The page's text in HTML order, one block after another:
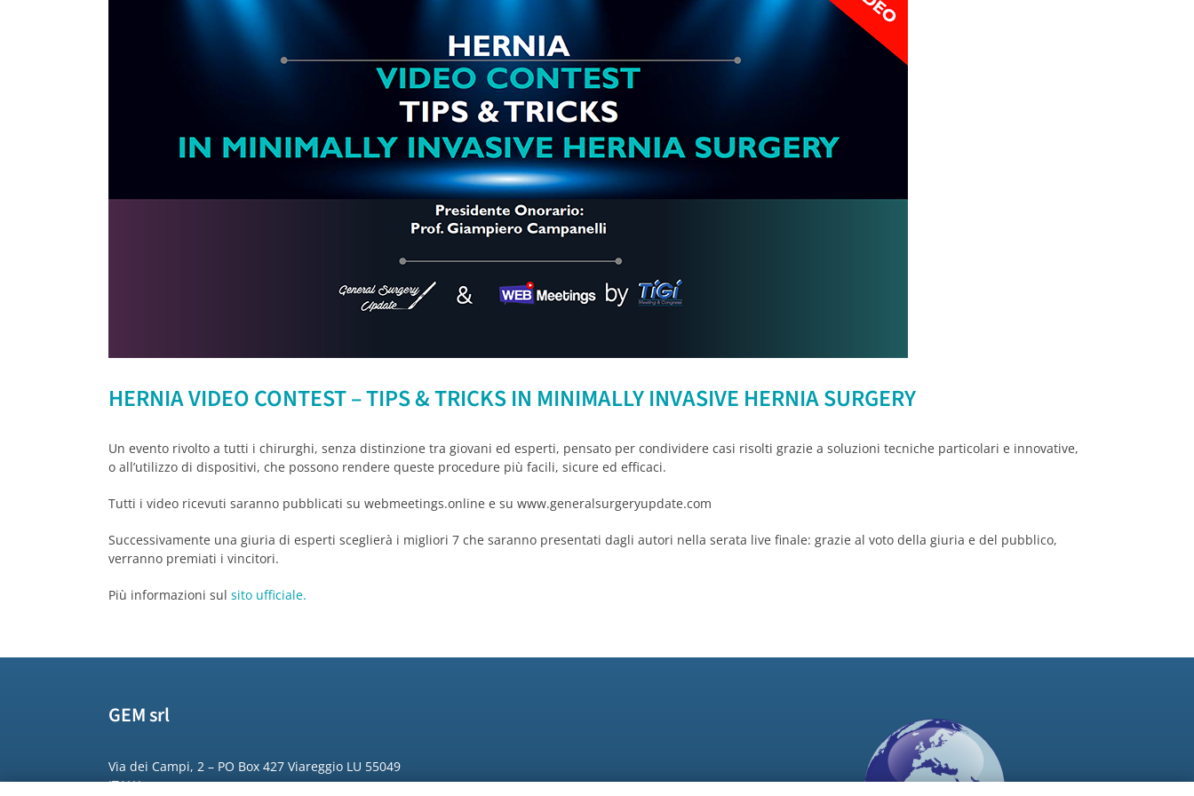
HERNIA VIDEO CONTEST – TIPS & TRICKS IN MINIMALLY INVASIVE HERNIA SURGERY
Un evento rivolto a tutti i chirurghi, senza distinzione tra giovani ed esperti, pensato per condividere casi risolti grazie a soluzioni tecniche particolari e innovative,
o all’utilizzo di dispositivi, che possono rendere queste procedure più facili, sicure ed efficaci.
Tutti i video ricevuti saranno pubblicati su webmeetings.online e su www.generalsurgeryupdate.com
Successivamente una giuria di esperti sceglierà i migliori 7 che saranno presentati dagli autori nella serata live finale: grazie al voto della giuria e del pubblico,
verranno premiati i vincitori.
Più informazioni sul sito ufficiale.
GEM srl
Via dei Campi, 2 – PO Box 427 Viareggio LU 55049
ITALY